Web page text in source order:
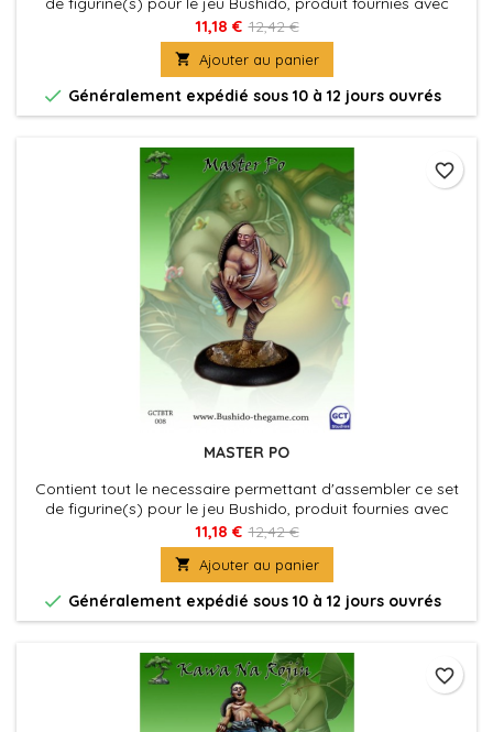
leurs socles en plastique. Figurine(s) à peindre et à
assembler
11,18 € 12,42 €
 Ajouter au panier
 Généralement expédié sous 10 à 12 jours ouvrés
MASTER PO
Contient tout le necessaire permettant d'assembler ce set
de figurine(s) pour le jeu Bushido, produit fournies avec
leurs socles en plastique. Figurine(s) à peindre et à
assembler
11,18 € 12,42 €
 Ajouter au panier
 Généralement expédié sous 10 à 12 jours ouvrés
favorite_border
favorite_border